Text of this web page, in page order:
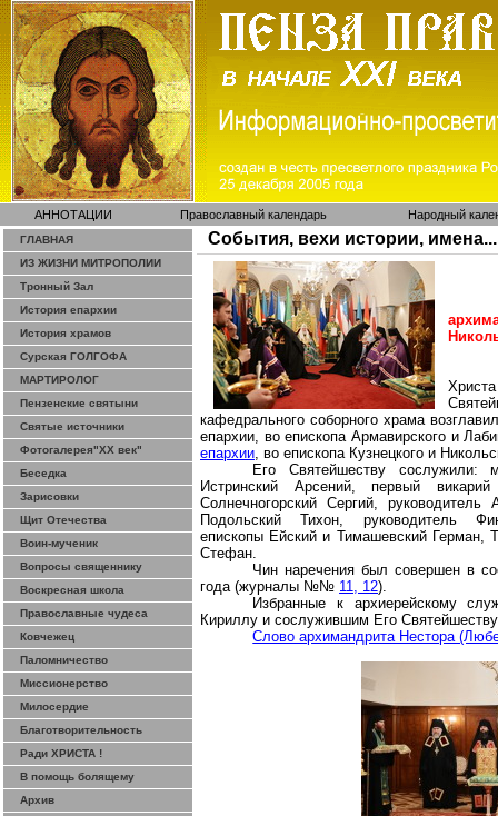
АННОТАЦИИ Православный календарь Народный
ГЛАВНАЯ
ИЗ ЖИЗНИ МИТРОПОЛИИ
Тронный Зал
История епархии
История храмов
Сурская ГОЛГОФА
МАРТИРОЛОГ
Пензенские святыни
Святые источники
Фотогалерея"ХХ век"
Беседка
Зарисовки
Щит Отечества
Воин-мученик
Вопросы священнику
Воскресная школа
Православные чудеса
Ковчежец
Паломничество
Миссионерство
Милосердие
Благотворительность
Ради ХРИСТА !
В помощь болящему
Архив
События, вехи истории, имена...
кафедрального соборного храма
епархии, во епископа Армавирского и
епархии, во епископа Кузнецкого и
Его Святейшеству сослужили:
Истринский Арсений, первый
Солнечногорский Сергий, руководитель
Подольский Тихон, руководитель
епископы Ейский и Тимашевский Герман,
Стефан.
Чин наречения был совершен в
года (журналы №№ 11, 12).
Избранные к архиерейскому
Кириллу и сослужившим Его
Слово архимандрита Нестора